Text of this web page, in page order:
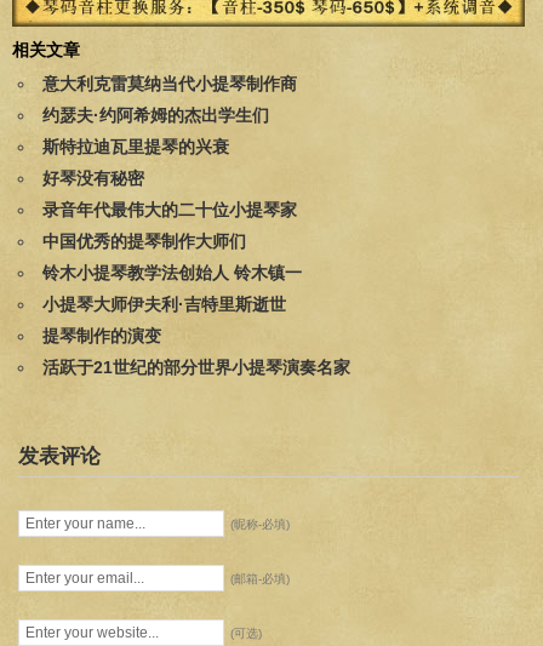
相关文章
意大利克雷莫纳当代小提琴制作商
约瑟夫·约阿希姆的杰出学生们
斯特拉迪瓦里提琴的兴衰
好琴没有秘密
录音年代最伟大的二十位小提琴家
中国优秀的提琴制作大师们
铃木小提琴教学法创始人 铃木镇一
小提琴大师伊夫利·吉特里斯逝世
提琴制作的演变
活跃于21世纪的部分世界小提琴演奏名家
发表评论
(昵称-必填)
(邮箱-必填)
(可选)